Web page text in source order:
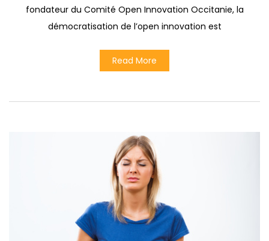
fondateur du Comité Open Innovation Occitanie, la
démocratisation de l’open innovation est
Read More